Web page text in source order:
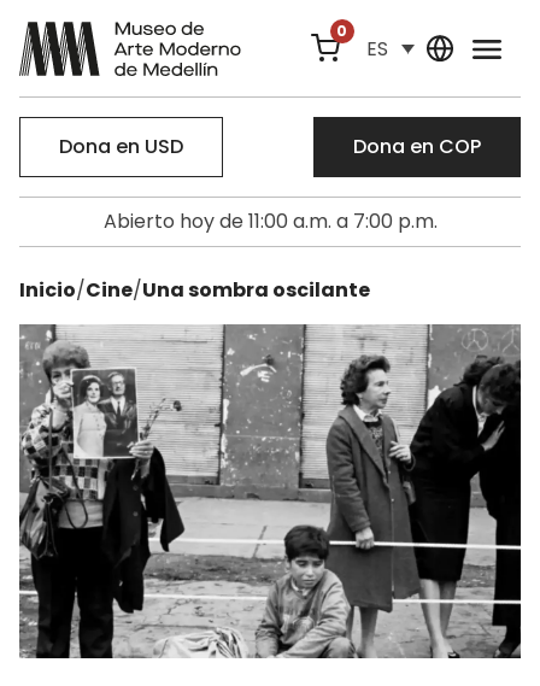
0
ES
Dona en USD Dona en COP
Abierto hoy de 11:00 a.m. a 7:00 p.m.
Inicio/Cine/Una sombra oscilante